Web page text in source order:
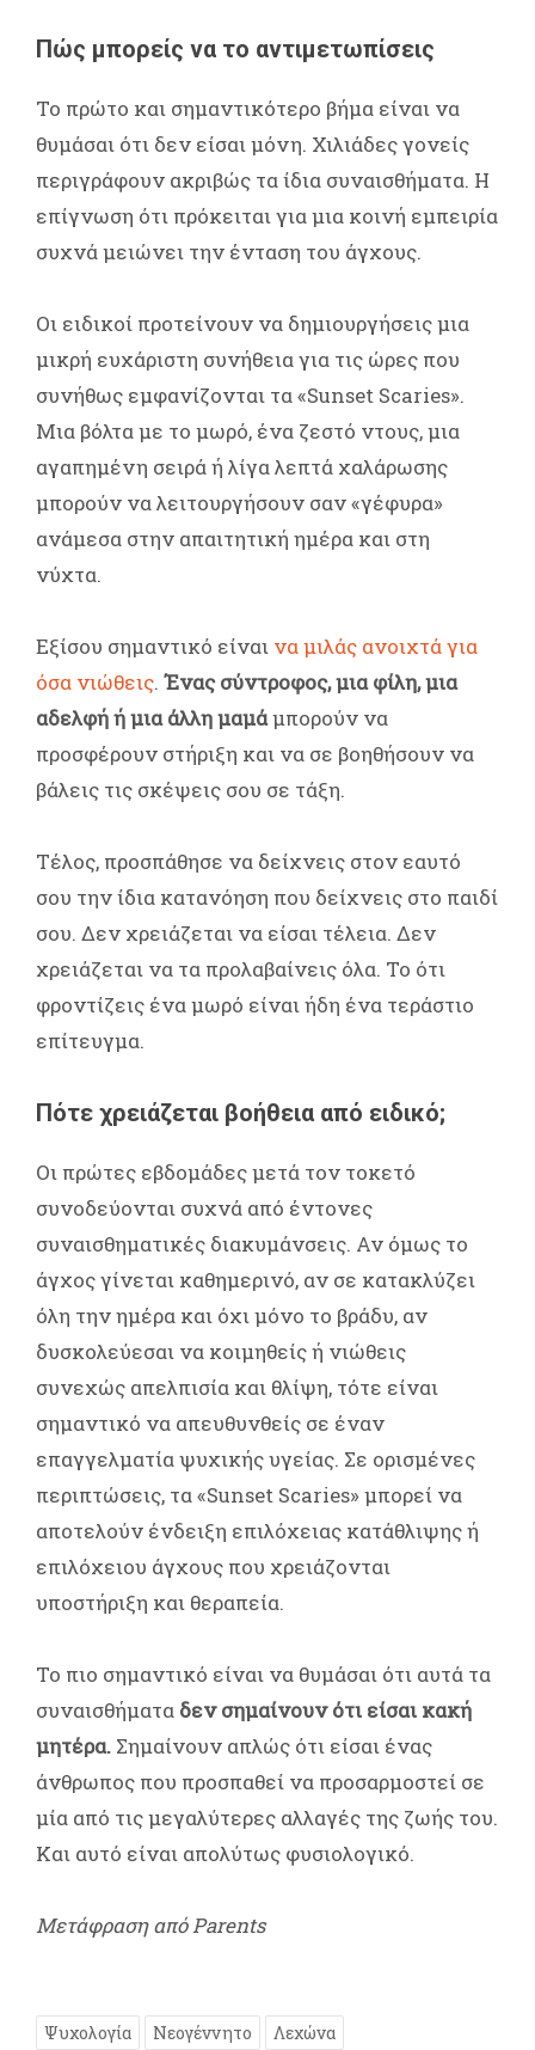
Πώς μπορείς να το αντιμετωπίσεις
Το πρώτο και σημαντικότερο βήμα είναι να
θυμάσαι ότι δεν είσαι μόνη. Χιλιάδες γονείς
περιγράφουν ακριβώς τα ίδια συναισθήματα. Η
επίγνωση ότι πρόκειται για μια κοινή εμπειρία
συχνά μειώνει την ένταση του άγχους.
Οι ειδικοί προτείνουν να δημιουργήσεις μια
μικρή ευχάριστη συνήθεια για τις ώρες που
συνήθως εμφανίζονται τα «Sunset Scaries».
Μια βόλτα με το μωρό, ένα ζεστό ντους, μια
αγαπημένη σειρά ή λίγα λεπτά χαλάρωσης
μπορούν να λειτουργήσουν σαν «γέφυρα»
ανάμεσα στην απαιτητική ημέρα και στη
νύχτα.
Εξίσου σημαντικό είναι να μιλάς ανοιχτά για
όσα νιώθεις. Ένας σύντροφος, μια φίλη, μια
αδελφή ή μια άλλη μαμάμπορούν να
προσφέρουν στήριξη και να σε βοηθήσουν να
βάλεις τις σκέψεις σου σε τάξη.
Τέλος, προσπάθησε να δείχνεις στον εαυτό
σου την ίδια κατανόηση που δείχνεις στο παιδί
σου. Δεν χρειάζεται να είσαι τέλεια. Δεν
χρειάζεται να τα προλαβαίνεις όλα. Το ότι
φροντίζεις ένα μωρό είναι ήδη ένα τεράστιο
επίτευγμα.
Πότε χρειάζεται βοήθεια από ειδικό;
Οι πρώτες εβδομάδες μετά τον τοκετό
συνοδεύονται συχνά από έντονες
συναισθηματικές διακυμάνσεις. Αν όμως το
άγχος γίνεται καθημερινό, αν σε κατακλύζει
όλη την ημέρα και όχι μόνο το βράδυ, αν
δυσκολεύεσαι να κοιμηθείς ή νιώθεις
συνεχώς απελπισία και θλίψη, τότε είναι
σημαντικό να απευθυνθείς σε έναν
επαγγελματία ψυχικής υγείας. Σε ορισμένες
περιπτώσεις, τα «Sunset Scaries» μπορεί να
αποτελούν ένδειξη επιλόχειας κατάθλιψης ή
επιλόχειου άγχους που χρειάζονται
υποστήριξη και θεραπεία.
Το πιο σημαντικό είναι να θυμάσαι ότι αυτά τα
συναισθήματα δεν σημαίνουν ότι είσαι κακή
μητέρα. Σημαίνουν απλώς ότι είσαι ένας
άνθρωπος που προσπαθεί να προσαρμοστεί σε
μία από τις μεγαλύτερες αλλαγές της ζωής του.
Και αυτό είναι απολύτως φυσιολογικό.
Μετάφραση από Parents
Ψυχολογία Νεογέννητο Λεχώνα